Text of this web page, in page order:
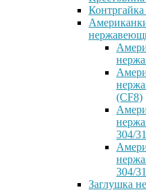
(CF8)
304/
304/
Заглушка